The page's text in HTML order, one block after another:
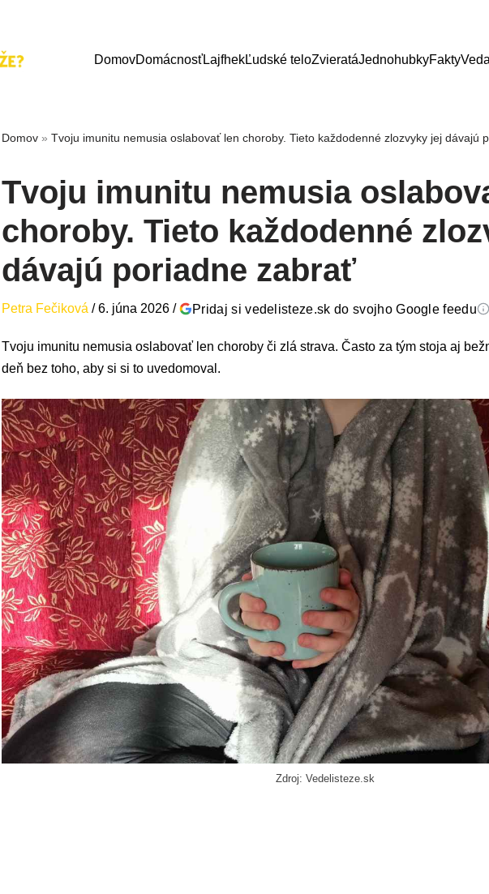
DomovDomácnosťLajfhekĽudské teloZvieratáJednohubkyFaktyVeda
Domov » Tvoju imunitu nemusia oslabovať len choroby. Tieto každodenné zlozvyky jej dávajú
Tvoju imunitu nemusia
choroby. Tieto každodenné
dávajú poriadne zabrať
Petra Fečiková /6. júna 2026 / Pridaj si vedelisteze.sk do svojho Google feedu
Tvoju imunitu nemusia oslabovať len choroby či zlá strava. Často za tým stoja aj
deň bez toho, aby si si to uvedomoval.
Zdroj: Vedelisteze.sk